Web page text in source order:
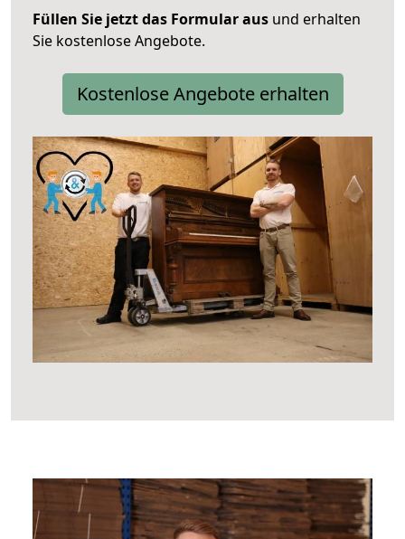
Füllen Sie jetzt das Formular aus und erhalten
Sie kostenlose Angebote.
Kostenlose Angebote erhalten